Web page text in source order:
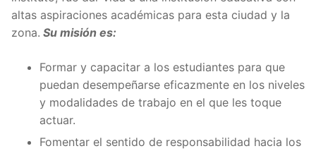
altas aspiraciones académicas para esta ciudad y la
zona. Su misión es:
Formar y capacitar a los estudiantes para que
puedan desempeñarse eficazmente en los niveles
y modalidades de trabajo en el que les toque
actuar.
Fomentar el sentido de responsabilidad hacia los